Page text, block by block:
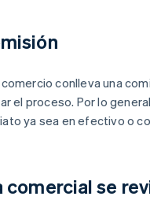
conlleva una
el proceso. Por lo
ya sea en efectivo o
comercial se